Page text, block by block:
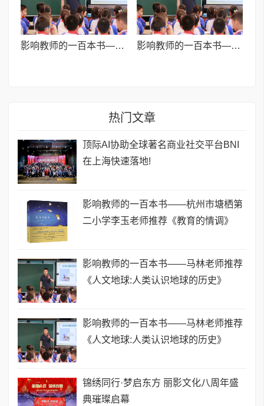
影响教师的一百本书——马林老师推荐《人文地球:人类认识地球的历史》 影响教师的一百本书——马林老师推荐《人文地球:人类认识地球的历史》
热门文章
顶际AI协助全球著名商业社交平台BNI
在上海快速落地!
影响教师的一百本书——杭州市塘栖第
二小学李玉老师推荐《教育的情调》
影响教师的一百本书——马林老师推荐
《人文地球:人类认识地球的历史》
影响教师的一百本书——马林老师推荐
《人文地球:人类认识地球的历史》
锦绣同行·梦启东方 丽影文化八周年盛
典璀璨启幕